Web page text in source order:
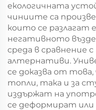
екологичната
чиниите са
които се разлагат
негативното
среда в сравнение
алтернативи.
се доказва от
топли, така и за
издържат на
се деформират